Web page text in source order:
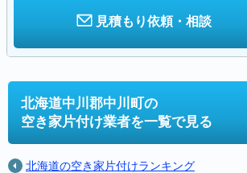
見積もり依頼・相談
北海道中川郡中川町の
空き家片付け業者を一覧で見る
北海道の空き家片付けランキング